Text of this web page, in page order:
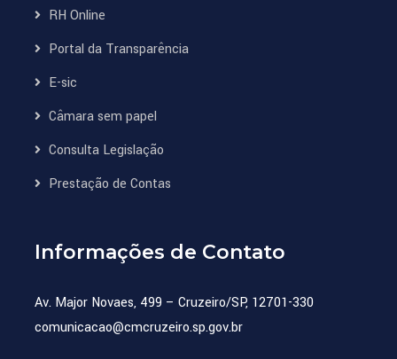
RH Online
Portal da Transparência
E-sic
Câmara sem papel
Consulta Legislação
Prestação de Contas
Informações de Contato
Av. Major Novaes, 499 – Cruzeiro/SP, 12701-330
comunicacao@cmcruzeiro.sp.gov.br